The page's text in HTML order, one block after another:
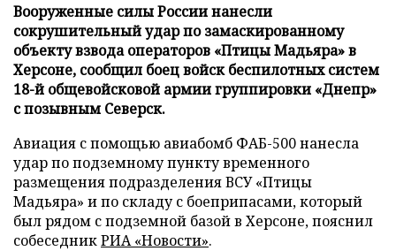
Вооруженные силы России нанесли
сокрушительный удар по замаскированному
объекту взвода операторов «Птицы Мадьяра» в
Херсоне, сообщил боец войск беспилотных систем
18-й общевойсковой армии группировки «Днепр»
с позывным Северск.
Авиация с помощью авиабомб ФАБ-500 нанесла
удар по подземному пункту временного
размещения подразделения ВСУ «Птицы
Мадьяра» и по складу с боеприпасами, который
был рядом с подземной базой в Херсоне, пояснил
собеседникРИА «Новости».